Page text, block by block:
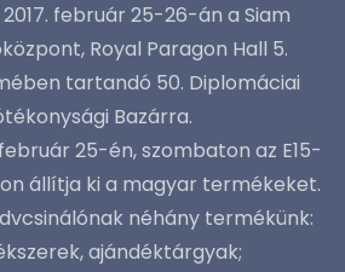
február 25-26-án a Siam
Royal Paragon Hall 5.
tartandó 50. Diplomáciai
Bazárra.
25-én, szombaton az E15-
állítja ki a magyar termékeket.
néhány termékünk:
ajándéktárgyak;